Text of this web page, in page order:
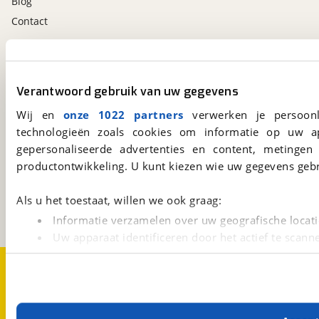
Verantwoord gebruik van uw gegevens
Wij en onze 1022 partners verwerken je
technologieën zoals cookies om informatie op
gepersonaliseerde advertenties en content,
productontwikkeling. U kunt kiezen wie uw gegevens
Als u het toestaat, willen we ook graag:
Informatie verzamelen over uw geografische
Uw apparaat identificeren door het actief te
Lees meer over hoe uw persoonlijke gegevens worden
Met cookies en vergelijkbare technieken zorgen we
Contact
viaBOVAG.nl
15
Een initiatief van
BOVAG
viaBOVAG.nl app
Altijd het meest recente aanbod bij de hand.